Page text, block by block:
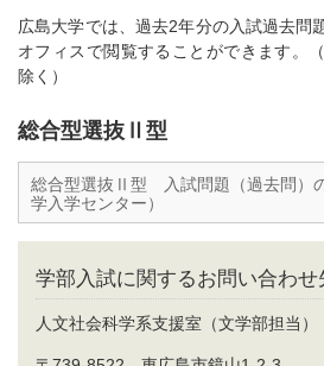
広島大学では 過去2年分の入試過去問
オフィスで閲覧することができます。
除く）
総合型選抜Ⅱ型
総合型選抜Ⅱ型 入試問題（過去問）
学入学センター）
学部入試に関するお問い合わせ
人文社会科学系支援室（文学部担当）